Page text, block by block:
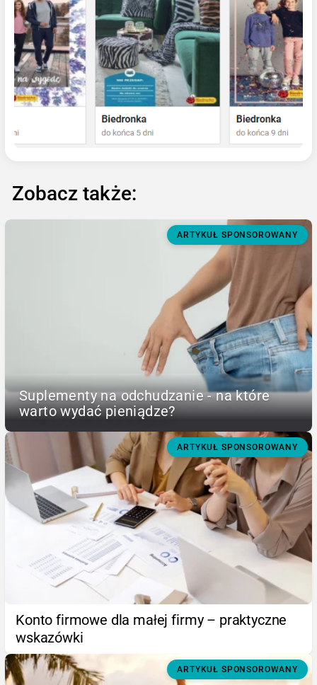
Zobacz także:
ARTYKUŁ SPONSOROWANY
Suplementy na odchudzanie - na które
warto wydać pieniądze?
ARTYKUŁ SPONSOROWANY
Konto firmowe dla małej firmy – praktyczne
wskazówki
ARTYKUŁ SPONSOROWANY